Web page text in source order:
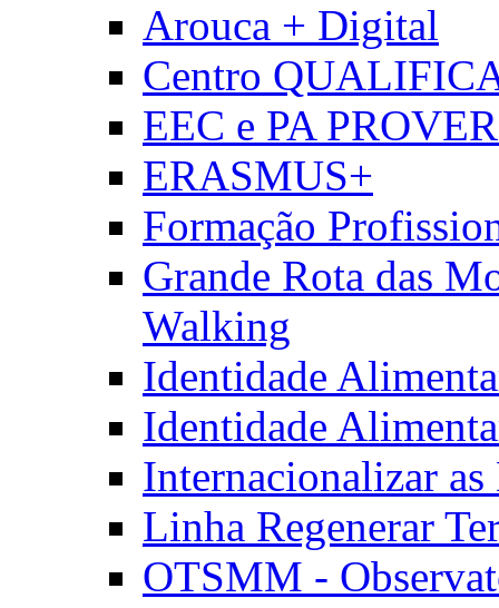
Arouca + Digital
Centro
EEC e PA
ERASMUS+
Formação
Grande Rota das
Walking
Identidade
Identidade
Internacionalizar
Linha Regenerar
OTSMM -